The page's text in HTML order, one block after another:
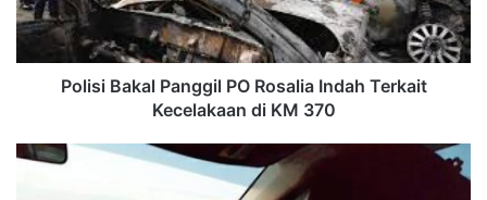
Polisi Bakal Panggil PO Rosalia Indah Terkait
Kecelakaan di KM 370